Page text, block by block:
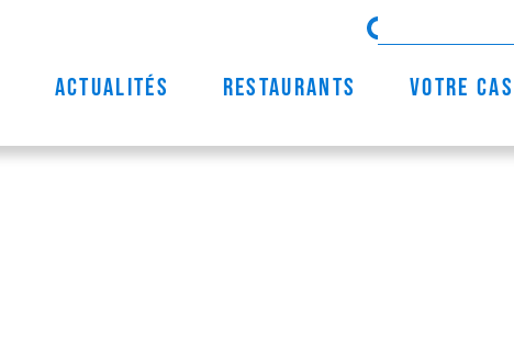
Actualités Restaurants Votre